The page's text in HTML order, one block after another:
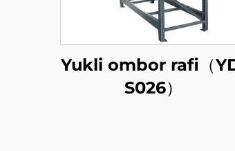
Yukli ombor rafi（
S026）